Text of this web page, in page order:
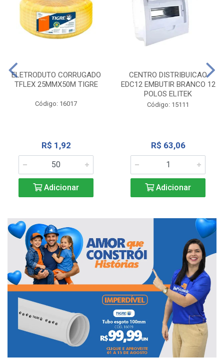
ELETRODUTO CORRUGADO
TFLEX 25MMX50M TIGRE
Código: 16017
R$ 1,92
Adicionar
CENTRO DISTRIBUICAO
EDC12 EMBUTIR BRANCO 12
POLOS ELITEK
Código: 15111
R$ 63,06
Adicionar